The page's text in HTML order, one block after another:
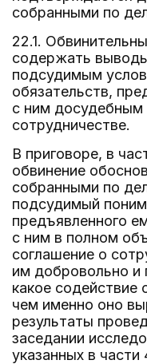
собранными по
22.1.
содержать
подсудимым
обязательств,
с ним досудебным
сотрудничестве.
В приговоре, в
обвинение
собранными по
подсудимый
предъявленного
с ним в полном
соглашение о
им добровольно и
какое содействие
чем именно оно
результаты
заседании
указанных в части